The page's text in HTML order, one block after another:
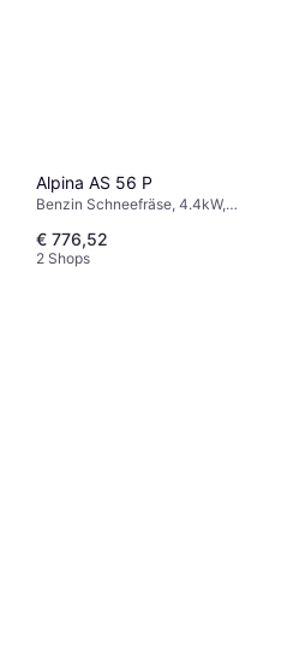
Alpina AS 56 P
Benzin Schneefräse, 4.4kW,
56 cm
€ 776,52
2 Shops